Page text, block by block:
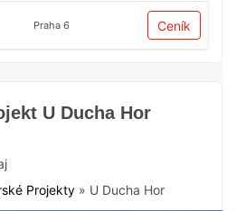
U Ducha Hor
Projekty » U Ducha Hor
Praha 6 Ceník